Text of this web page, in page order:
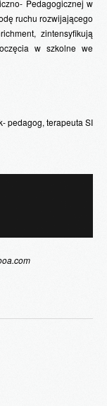
Pedagogicznej w
ruchu rozwijającego
zintensyfikują
w szkolne we
pedagog, terapeuta SI